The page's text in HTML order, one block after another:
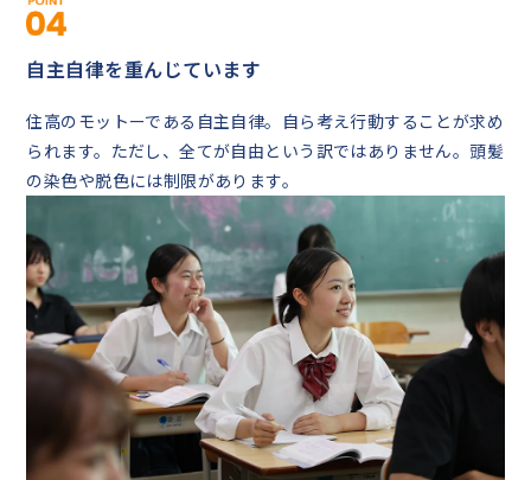
自主自律を重んじています
住高のモットーである自主自律。自ら考え行動することが求め
られます。ただし、全てが自由という訳ではありません。頭髪
の染色や脱色には制限があります。